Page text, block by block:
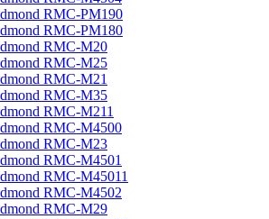
RMC-PM190
RMC-PM180
RMC-M20
RMC-M25
RMC-M21
RMC-M35
RMC-M211
RMC-M4500
RMC-M23
RMC-M4501
RMC-M45011
RMC-M4502
RMC-M29